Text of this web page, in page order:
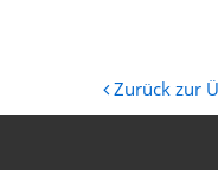
Zurück zur